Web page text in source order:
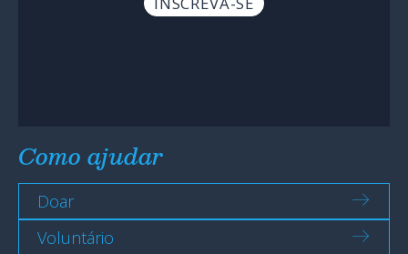
Como ajudar
Doar
Voluntário